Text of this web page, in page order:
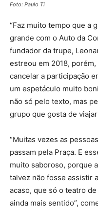
Foto: Paulo Ti
“Faz muito tempo que a
grande com o Auto da
fundador da trupe,
estreou em 2018,
cancelar a participação
um espetáculo muito
não só pelo texto, mas
grupo que gosta de
“Muitas vezes as
passam pela Praça. E
muito saboroso, porque
talvez não fosse assistir
acaso, que só o teatro
ainda mais sentido”,